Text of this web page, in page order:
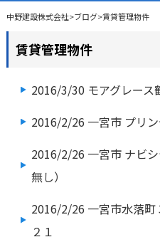
中野建設株式会社>ブログ>賃貸管理物件
賃貸管理物件
2016/3/30 モアグレース
2016/2/26 一宮市 プリ
2016/2/26 一宮市 ナビ
無し）
2016/2/26 一宮市水落町
２１